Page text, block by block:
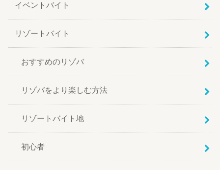
イベントバイト
リゾートバイト
おすすめのリゾバ
リゾバをより楽しむ方法
リゾートバイト地
初心者